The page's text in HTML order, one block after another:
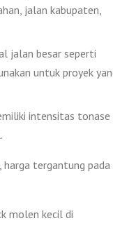
jalan kabupaten,
jalan besar seperti
untuk proyek
intensitas tonase
harga tergantung pada
molen kecil di